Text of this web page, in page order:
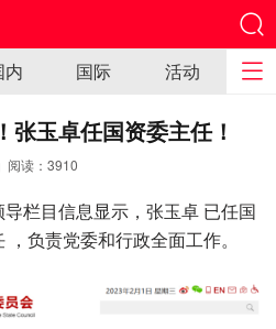
内 国际 活动
玉卓任国资委主任！
读： 3910
栏目信息显示，张玉卓 已任国
负责党委和行政全面工作。